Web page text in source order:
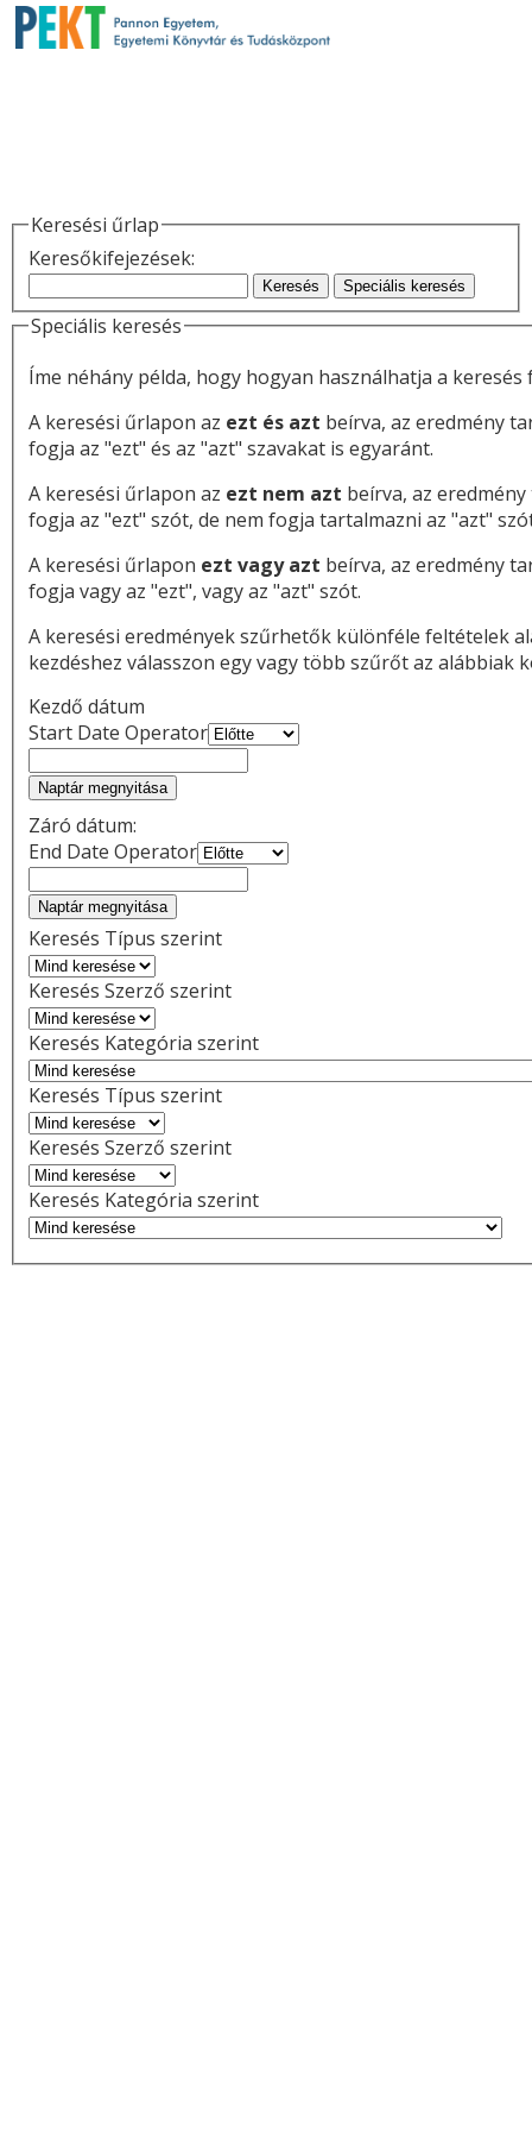
Keresési űrlap
Keresőkifejezések:
Keresés Speciális keresés
Speciális keresés
Íme néhány példa, hogy hogyan használhatja a keresés
A keresési űrlapon az ezt és azt beírva, az eredmény
fogja az "ezt" és az "azt" szavakat is egyaránt.
A keresési űrlapon az ezt nem azt beírva, az
fogja az "ezt" szót, de nem fogja tartalmazni az "azt"
A keresési űrlapon ezt vagy azt beírva, az eredmény
fogja vagy az "ezt", vagy az "azt" szót.
A keresési eredmények szűrhetők különféle feltételek
kezdéshez válasszon egy vagy több szűrőt az alábbiak
Kezdő dátum
Start Date Operator
Naptár megnyitása
Záró dátum:
End Date Operator
Naptár megnyitása
Keresés Típus szerint
Keresés Szerző szerint
Keresés Kategória szerint
Keresés Típus szerint
Keresés Szerző szerint
Keresés Kategória szerint